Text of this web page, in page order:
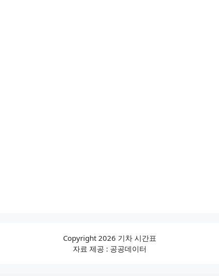
Copyright 2026 기차 시간표
자료 제공 : 공공데이터